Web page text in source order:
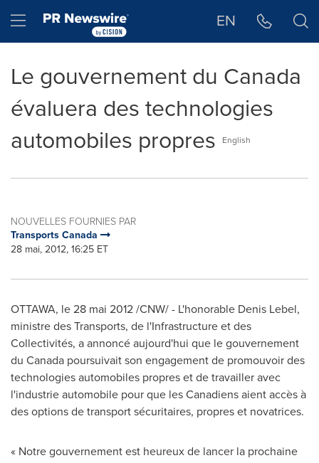
Hamburger menu EN
Le gouvernement du Canada
évaluera des technologies
automobiles propres
English
NOUVELLES FOURNIES PAR
Transports Canada
28 mai, 2012, 16:25 ET
OTTAWA, le 28 mai 2012 /CNW/ - L'honorable Denis Lebel,
ministre des Transports, de l'Infrastructure et des
Collectivités, a annoncé aujourd'hui que le gouvernement
du Canada poursuivait son engagement de promouvoir des
technologies automobiles propres et de travailler avec
l'industrie automobile pour que les Canadiens aient accès à
des options de transport sécuritaires, propres et novatrices.
« Notre gouvernement est heureux de lancer la prochaine